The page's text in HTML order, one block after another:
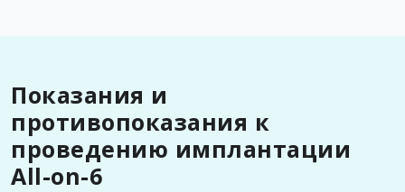
Показания и
противопоказания к
проведению имплантации
All-on-6